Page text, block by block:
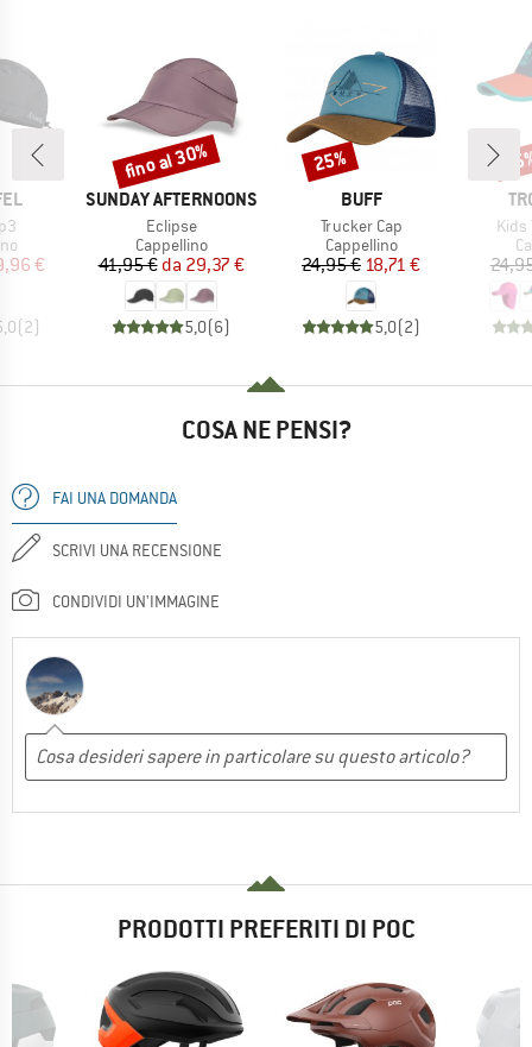
prodotti
ridotto
€
(2)
MARCHIO
SUNDAY AFTERNOONS
Articolo
Eclipse
Gruppo di prodotti
Cappellino
Prezzo
41,95 € Prezzo ridotto
da 29,37 €
5,0(6)
Sconto
fino al 30%
MARCHIO
BUFF
Articolo
Trucker Cap
Gruppo di prodotti
Cappellino
Prezzo
24,95 €Prezzo ridotto
18,71 €
5,0(2)
Sconto
25%
Kids
COSA NE PENSI?
FAI UNA DOMANDA
SCRIVI UNA RECENSIONE
CONDIVIDI UN'IMMAGINE
PRODOTTI PREFERITI DI POC